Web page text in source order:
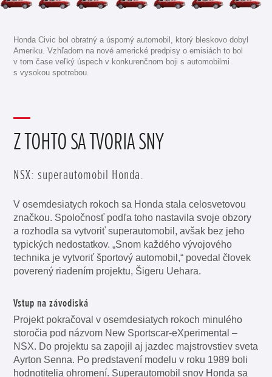
Honda Civic bol obratný a úsporný automobil, ktorý bleskovo dobyl
Ameriku. Vzhľadom na nové americké predpisy o emisiách to bol
v tom čase veľký úspech v konkurenčnom boji s automobilmi
s vysokou spotrebou.
Z TOHTO SA TVORIA SNY
NSX: superautomobil Honda.
V osemdesiatych rokoch sa Honda stala celosvetovou
značkou. Spoločnosť podľa toho nastavila svoje obzory
a rozhodla sa vytvoriť superautomobil, avšak bez jeho
typických nedostatkov. „Snom každého vývojového
technika je vytvoriť športový automobil,“ povedal človek
poverený riadením projektu, Šigeru Uehara.
Vstup na závodiská
Projekt pokračoval v osemdesiatych rokoch minulého
storočia pod názvom New Sportscar-eXperimental –
NSX. Do projektu sa zapojil aj jazdec majstrovstiev sveta
Ayrton Senna. Po predstavení modelu v roku 1989 boli
hodnotitelia ohromení. Superautomobil snov Honda sa